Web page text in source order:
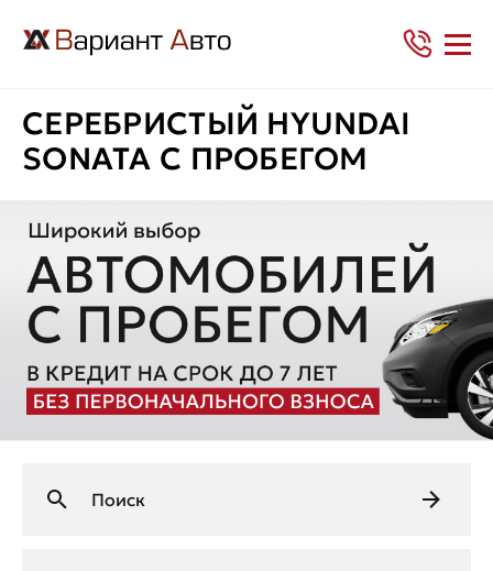
СЕРЕБРИСТЫЙ HYUNDAI
SONATA С ПРОБЕГОМ